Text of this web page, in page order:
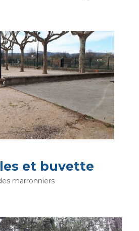
et buvette
marronniers